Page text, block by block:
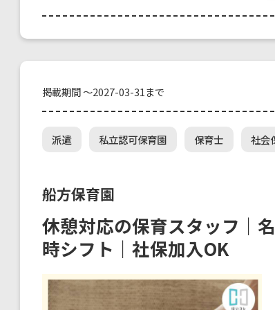
掲載期間 ～2027-03-31まで
派遣 私立認可保育園 保育士 社会
船方保育園
休憩対応の保育スタッフ｜
時シフト｜社保加入OK